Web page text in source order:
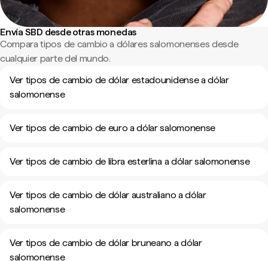
Envía SBD desde otras monedas
Compara tipos de cambio a dólares salomonenses desde
cualquier parte del mundo.
Ver tipos de cambio de dólar estadounidense a dólar
salomonense
Ver tipos de cambio de euro a dólar salomonense
Ver tipos de cambio de libra esterlina a dólar salomonense
Ver tipos de cambio de dólar australiano a dólar
salomonense
Ver tipos de cambio de dólar bruneano a dólar
salomonense